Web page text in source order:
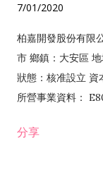
7/01/2020
柏嘉開發股份有限
市 鄉鎮：大安區
狀態：核准設立
所營事業資料：
發業 H703090 不
分享